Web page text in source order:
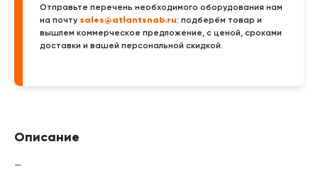
Отправьте перечень необходимого оборудования нам
на почту sales@atlantsnab.ru: подберём товар и
вышлем коммерческое предложение, с ценой, сроками
доставки и вашей персональной скидкой.
Описание
—